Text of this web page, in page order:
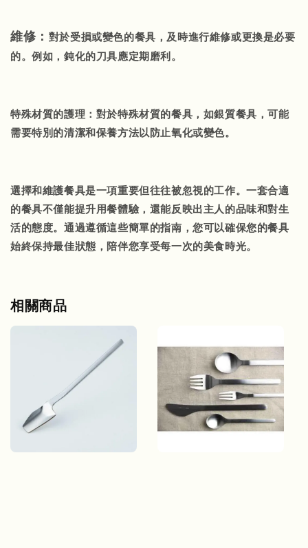
維修： 對於受損或變色的餐具，及時進行維修或更換是必要
的。例如，鈍化的刀具應定期磨利。
特殊材質的護理：對於特殊材質的餐具，如銀質餐具，可能
需要特別的清潔和保養方法以防止氧化或變色。
選擇和維護餐具是一項重要但往往被忽視的工作。一套合適
的餐具不僅能提升用餐體驗，還能反映出主人的品味和對生
活的態度。通過遵循這些簡單的指南，您可以確保您的餐具
始終保持最佳狀態，陪伴您享受每一次的美食時光。
相關商品